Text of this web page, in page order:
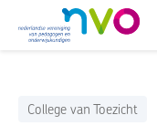
NVO
College van Toezicht